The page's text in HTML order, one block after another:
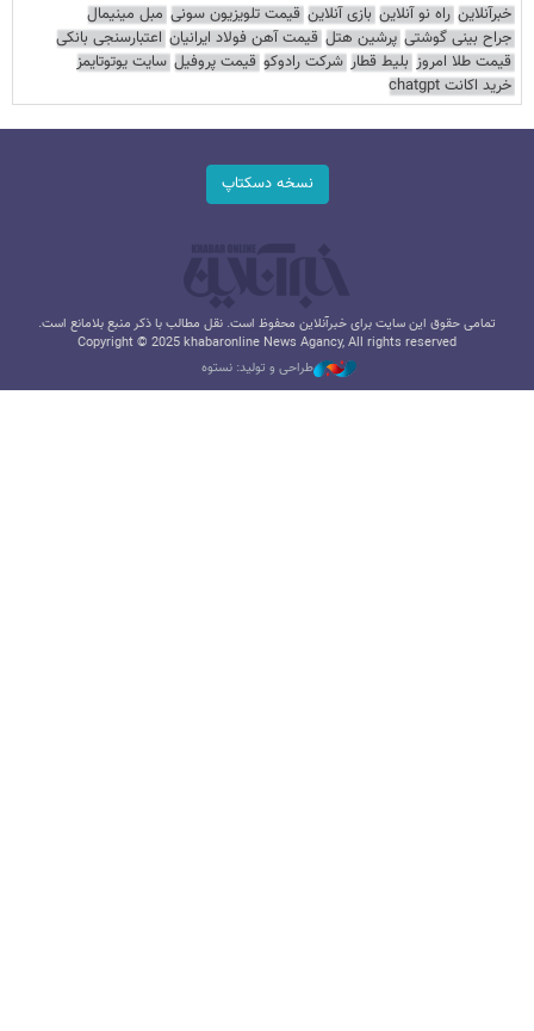
خبرآنلاین راه نو آنلاین بازی آنلاین قیمت تلویزیون سونی مبل مینیمال
جراح بینی گوشتی پرشین هتل قیمت آهن فولاد ایرانیان اعتبارسنجی بانکی
قیمت طلا امروز بلیط قطار شرکت رادوکو قیمت پروفیل سایت یوتوتایمز
خرید اکانت chatgpt
نسخه دسکتاپ
تمامی حقوق این سایت برای خبرآنلاین محفوظ است. نقل مطالب با ذکر منبع بلامانع است.
Copyright © 2025 khabaronline News Agancy, All rights reserved
طراحی و تولید: نستوه